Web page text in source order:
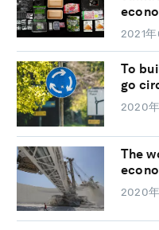
2021
To
go
2020
The
2020